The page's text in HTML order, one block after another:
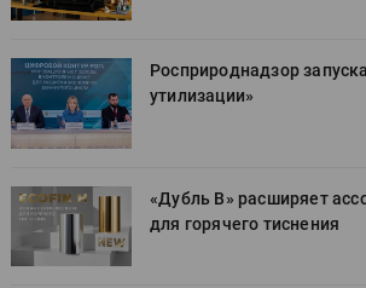
Росприроднадзор
утилизации»
«Дубль В» расширяет
для горячего тиснения